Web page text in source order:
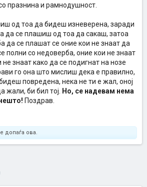
празнина и рамнодушност.
од тоа да бидеш изневерена, заради
да се плашиш од тоа да сакаш, затоа
да се плашат се оние кои не знаат да
полни со недоверба, оние кои не знаат
не знаат како да се подигнат на нозе
го она што мислиш дека е правилно,
повредена, нека не ти е жал, оној
жали, би бил тој.
Но, се надевам нема
Поздрав.
допаѓа ова.